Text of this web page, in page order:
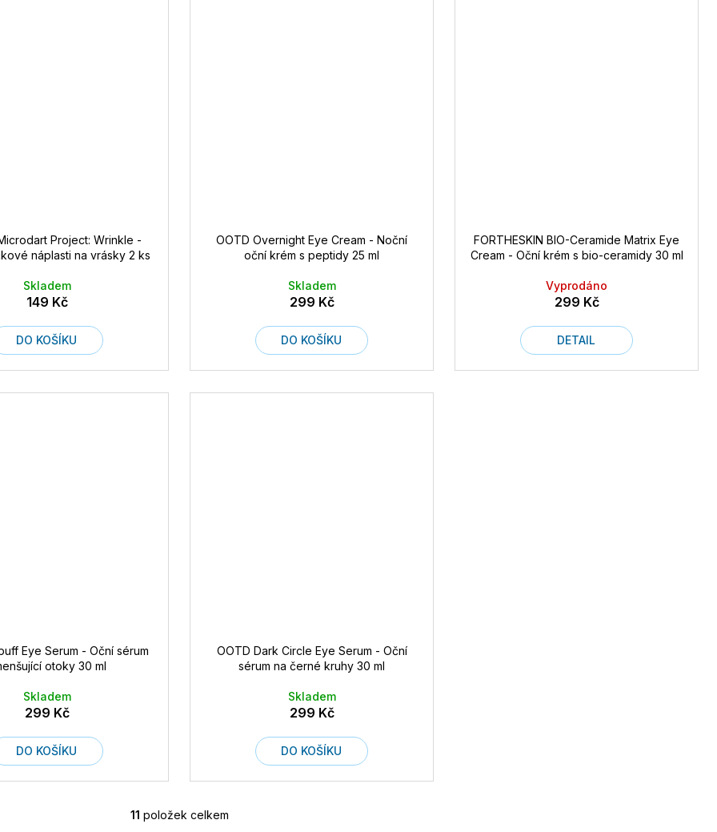
Project: Wrinkle -
náplasti na vrásky 2 ks
Skladem
149 Kč
DO KOŠÍKU
OOTD Overnight Eye Cream - Noční
oční krém s peptidy 25 ml
Skladem
299 Kč
DO KOŠÍKU
FORTHESKIN BIO-Ceramide Matrix Eye
Cream - Oční krém s bio-ceramidy 30 ml
Vyprodáno
299 Kč
DETAIL
Eye Serum - Oční sérum
otoky 30 ml
Skladem
299 Kč
DO KOŠÍKU
OOTD Dark Circle Eye Serum - Oční
sérum na černé kruhy 30 ml
Skladem
299 Kč
DO KOŠÍKU
O
11 položek celkem